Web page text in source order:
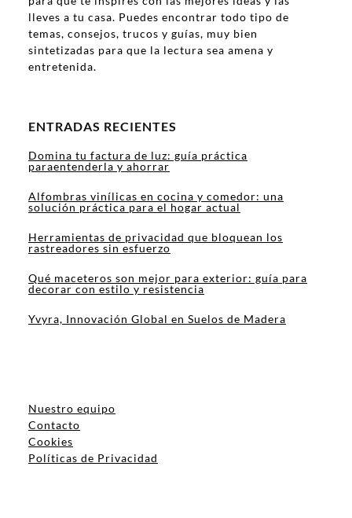
lleves a tu casa. Puedes encontrar todo tipo de
temas, consejos, trucos y guías, muy bien
sintetizadas para que la lectura sea amena y
entretenida.
ENTRADAS RECIENTES
Domina tu factura de luz: guía práctica
paraentenderla y ahorrar
Alfombras vinílicas en cocina y comedor: una
solución práctica para el hogar actual
Herramientas de privacidad que bloquean los
rastreadores sin esfuerzo
Qué maceteros son mejor para exterior: guía para
decorar con estilo y resistencia
Yvyra, Innovación Global en Suelos de Madera
Nuestro equipo
Contacto
Cookies
Políticas de Privacidad